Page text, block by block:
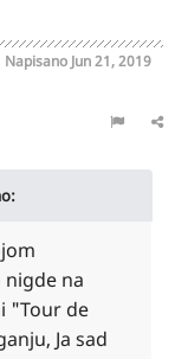
Napisano Jun 21, 2019
na
"Tour de
Ja sad